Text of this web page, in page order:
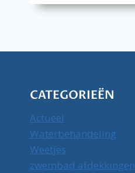
CATEGORIEËN
Actueel
Waterbehandeling
Weetjes
zwembad afdekkingen